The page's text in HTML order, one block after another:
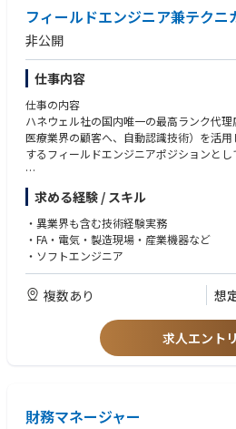
ら、代理店向けの製品勉強会、内覧会、
ンプル手配から設営準備までの一連実施）
•代理店、及び公式ページからの小型新規
ップ業務
•自社内のカスタマーサービス部と連携し
【担当製品】
ノートパソコン（Windows）、ノートパ
クトップパソコン
フィールドエンジニア兼テクニ
非公開
仕事内容
仕事の内容
ハネウェル社の国内唯一の最高ランク代
医療業界の顧客へ、自動認識技術）を活
するフィールドエンジニアポジションとし
■ マシンビジョンカメラ・ハンディーター
(プリセールス)
■導入・立ち上げ支援、設定、現場調整
■ 導入後の問い合わせ・トラブル対応（ポ
■販売代理店やシステム会社への提案活動
求める経験 / スキル
・異業界も含む技術経験実務
・FA・電気・製造現場・産業機器など
・ソフトエンジニア
複数あり 想
求人エント
財務マネージャー